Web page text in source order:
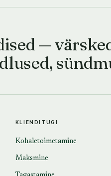
—
KLIENDITUGI
Kohaletoimetamine
Maksmine